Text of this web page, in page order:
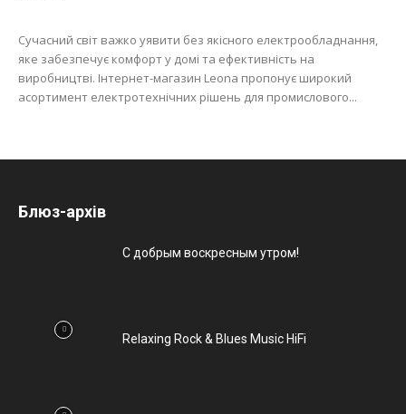
Сучасний світ важко уявити без якісного електрообладнання,
яке забезпечує комфорт у домі та ефективність на
виробництві. Інтернет-магазин Leona пропонує широкий
асортимент електротехнічних рішень для промислового...
Блюз-архів
С добрым воскресным утром!
Relaxing Rock & Blues Music HiFi